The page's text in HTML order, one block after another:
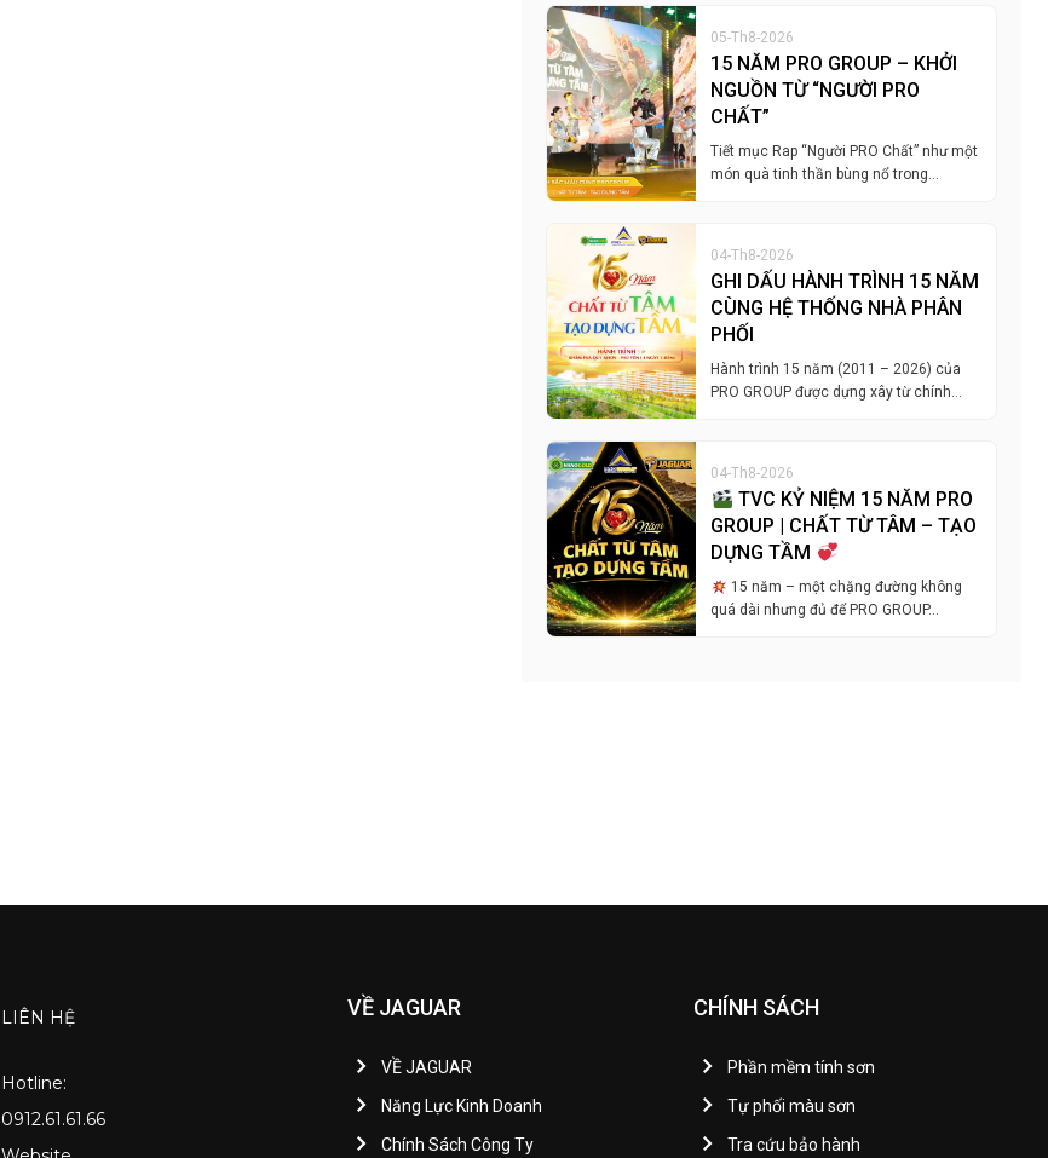
05-Th8-2026
15 NĂM PRO GROUP – KHỞI
NGUỒN TỪ “NGƯỜI PRO
CHẤT”
Tiết mục Rap “Người PRO Chất” như một
món quà tinh thần bùng nổ trong…
04-Th8-2026
GHI DẤU HÀNH TRÌNH 15 NĂM
CÙNG HỆ THỐNG NHÀ PHÂN
PHỐI
Hành trình 15 năm (2011 – 2026) của
PRO GROUP được dựng xây từ chính…
04-Th8-2026
TVC KỶ NIỆM 15 NĂM PRO
GROUP | CHẤT TỪ TÂM – TẠO
DỰNG TẦM
15 năm – một chặng đường không
quá dài nhưng đủ để PRO GROUP…
LIÊN HỆ
Hotline:
0912.61.61.66
VỀ JAGUAR
VỀ JAGUAR
Năng Lực Kinh Doanh
Chính Sách Công Ty
CHÍNH SÁCH
Phần mềm tính sơn
Tự phối màu sơn
Tra cứu bảo hành